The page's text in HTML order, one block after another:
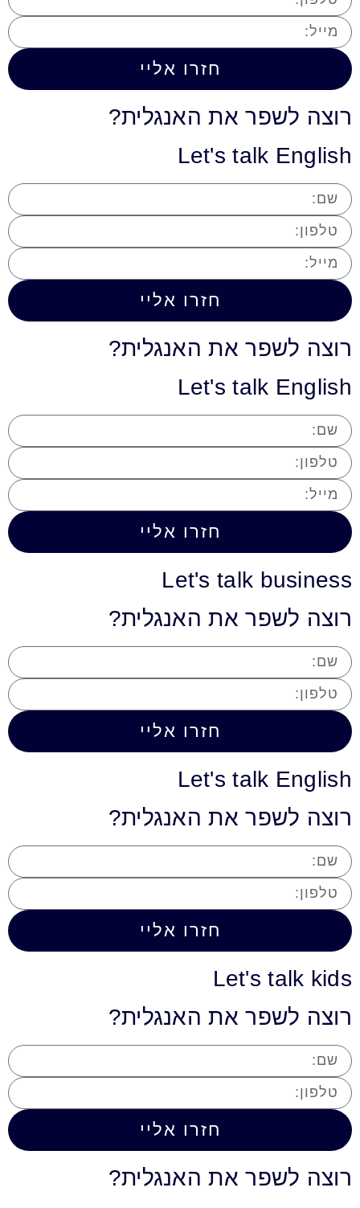
חזרו אליי
רוצה לשפר את האנגלית?
Let's talk English
חזרו אליי
רוצה לשפר את האנגלית?
Let's talk English
חזרו אליי
Let's talk business
רוצה לשפר את האנגלית?
חזרו אליי
Let's talk English
רוצה לשפר את האנגלית?
חזרו אליי
Let's talk kids
רוצה לשפר את האנגלית?
חזרו אליי
רוצה לשפר את האנגלית?